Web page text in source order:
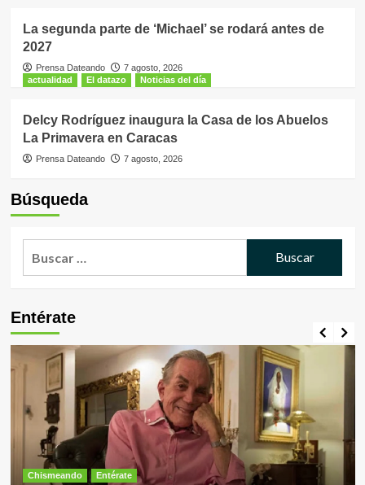
La segunda parte de ‘Michael’ se rodará antes de
2027
Prensa Dateando
7 agosto, 2026
actualidad
El datazo Noticias del día
Delcy Rodríguez inaugura la Casa de los Abuelos
La Primavera en Caracas
Prensa Dateando 7 agosto, 2026
Búsqueda
Entérate
Chismeando Entérate